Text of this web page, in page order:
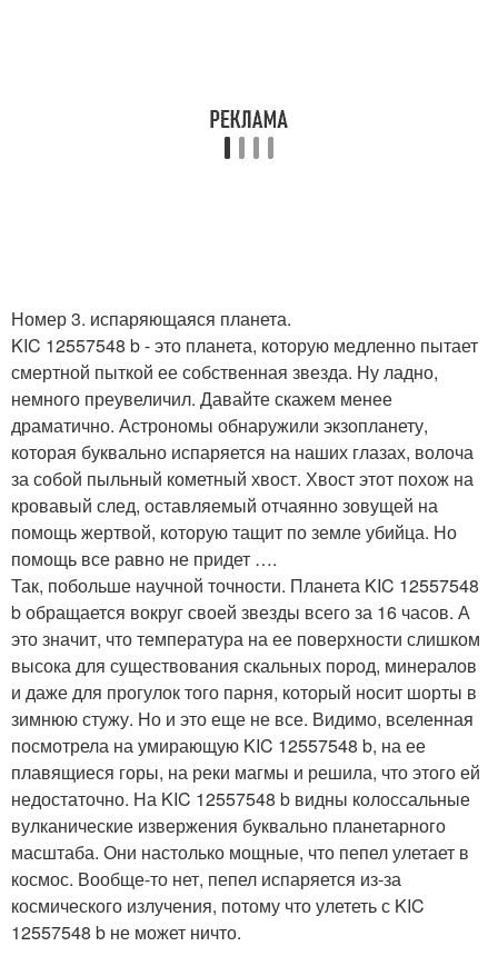
Номер 3. испаряющаяся планета.
KIC 12557548 b - это планета, которую медленно пытает
смертной пыткой ее собственная звезда. Ну ладно,
немного преувеличил. Давайте скажем менее
драматично. Астрономы обнаружили экзопланету,
которая буквально испаряется на наших глазах, волоча
за собой пыльный кометный хвост. Хвост этот похож на
кровавый след, оставляемый отчаянно зовущей на
помощь жертвой, которую тащит по земле убийца. Но
помощь все равно не придет ….
Так, побольше научной точности. Планета KIC 12557548
b обращается вокруг своей звезды всего за 16 часов. А
это значит, что температура на ее поверхности слишком
высока для существования скальных пород, минералов
и даже для прогулок того парня, который носит шорты в
зимнюю стужу. Но и это еще не все. Видимо, вселенная
посмотрела на умирающую KIC 12557548 b, на ее
плавящиеся горы, на реки магмы и решила, что этого ей
недостаточно. На KIC 12557548 b видны колоссальные
вулканические извержения буквально планетарного
масштаба. Они настолько мощные, что пепел улетает в
космос. Вообще-то нет, пепел испаряется из-за
космического излучения, потому что улететь с KIC
12557548 b не может ничто.